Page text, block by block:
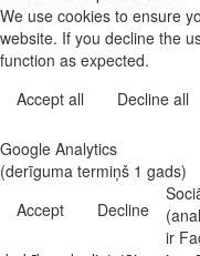
We use cookies to ensure
website. If you decline the
function as expected.
Accept all
Decline all
Google Analytics
(derīguma termiņš 1 gads)
Accept
Decline
ir